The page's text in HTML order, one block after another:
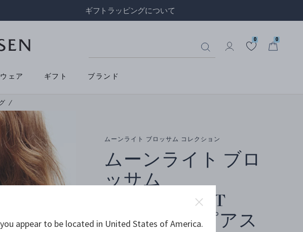
ギフトラッピングについて
0 0
ェア ギフト ブランド
ムーンライト ブロッサム コレクション
ムーンライト ブロ
ッサム
(MOONLIGHT
BLOSSOM) ピアス
appear to be located in United States of America.